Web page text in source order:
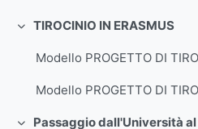
Minimizza
TIROCINIO IN ERASMUS